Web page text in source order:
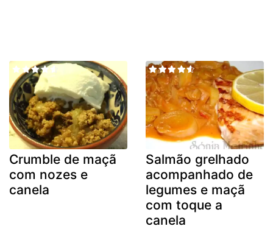
Crumble de maçã
com nozes e
canela
Salmão grelhado
acompanhado de
legumes e maçã
com toque a
canela